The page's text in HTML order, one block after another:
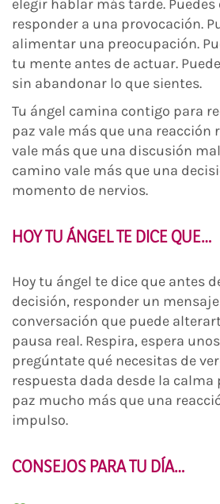
elegir hablar más tarde. Puedes
responder a una provocación.
alimentar una preocupación.
tu mente antes de actuar.
sin abandonar lo que sientes.
Tu ángel camina contigo para
paz vale más que una reacción
vale más que una discusión
camino vale más que una
momento de nervios.
HOY TU ÁNGEL TE DICE QUE…
Hoy tu ángel te dice que antes
decisión, responder un
conversación que puede
pausa real. Respira, espera
pregúntate qué necesitas de
respuesta dada desde la calma
paz mucho más que una
impulso.
CONSEJOS PARA TU DÍA…